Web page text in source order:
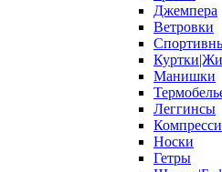
Джемпера
Ветровки
Манишки
Леггинсы
Носки
Гетры